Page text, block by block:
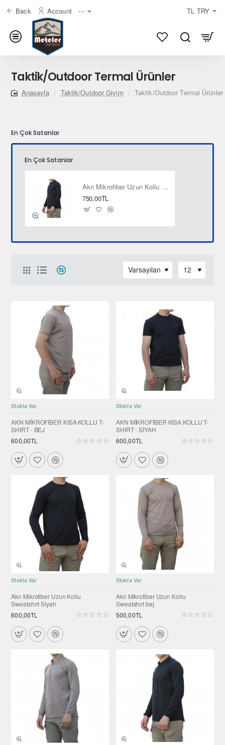
Back Account ⋯ TL TRY
Taktik/Outdoor Termal Ürünler
home
Taktik/Outdoor Giyim Taktik/Outdoor Termal Ürünler
En Çok Satanlar
En Çok Satanlar
Akn Mikrofiber Uzun Kollu Yarım Fermuar Sweatshırt SİYAH
750,00TL
Stokta Var
AKN MİKROFİBER KISA KOLLU T-
SHIRT - BEJ
600,00TL
Stokta Var
AKN MİKROFİBER KISA KOLLU T-
SHIRT - SİYAH
600,00TL
Stokta Var
Akn Mikrofiber Uzun Kollu
Sweatshırt Siyah
600,00TL
Stokta Var
Akn Mikrofiber Uzun Kollu
Sweatshırt bej
500,00TL